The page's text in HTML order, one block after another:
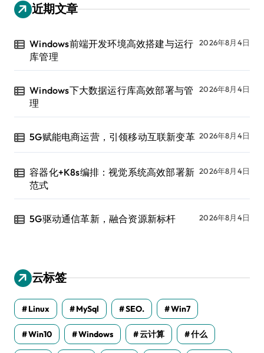
近期文章
Windows前端开发环境高效搭建与运行
库管理
2026年8月4日
Windows下大数据运行库高效部署与管
理
2026年8月4日
5G赋能电商运营，引领移动互联新变革 2026年8月4日
容器化+K8s编排：视觉系统高效部署新
范式
2026年8月4日
5G驱动通信革新，融合资源新标杆 2026年8月4日
云标签
Linux MySql SEO. Win7
Win10 Windows 云计算 什么